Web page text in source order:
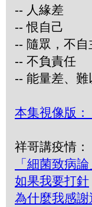
-- 人緣差
-- 恨自己
-- 隨眾，不自
-- 不負責任
-- 能量差、
本集視像版
祥哥講疫情：
「細菌致病
如果我要打針
為什麼我感謝